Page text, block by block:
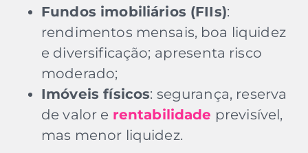
Fundos imobiliários (FIIs):
rendimentos mensais, boa liquidez
e diversificação; apresenta risco
moderado;
Imóveis físicos: segurança, reserva
de valor e rentabilidade previsível,
mas menor liquidez.